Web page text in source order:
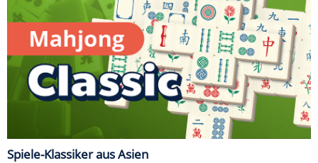
Spiele-Klassiker aus Asien